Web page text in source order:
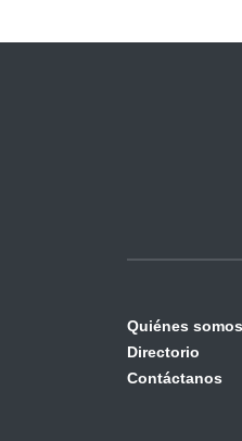
Quiénes somos
Directorio
Contáctanos